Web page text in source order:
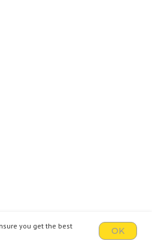
you get the best
OK